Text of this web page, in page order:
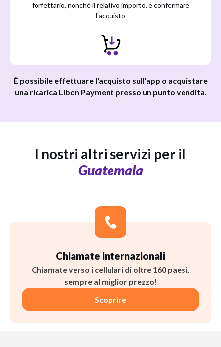
forfettario, nonché il relativo importo, e confermare
l'acquisto
È possibile effettuare l'acquisto sull'app o acquistare
una ricarica Libon Payment presso un punto vendita.
I nostri altri servizi per il
Guatemala
Chiamate internazionali
Chiamate verso i cellulari di oltre 160 paesi,
sempre al miglior prezzo!
Scoprire